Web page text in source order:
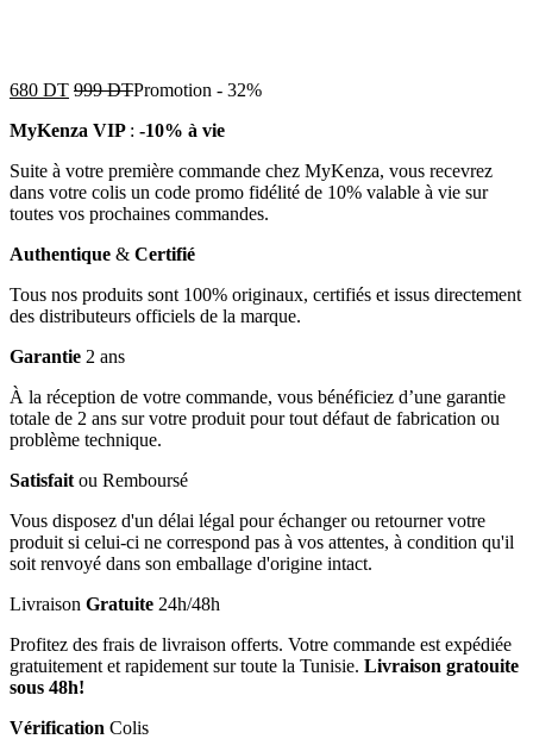
680 DT 999DTPromotion - 32%
MyKenza VIP : -10% à vie
Suite à votre première commande chez MyKenza, vous recevrez
dans votre colis un code promo fidélité de 10% valable à vie sur
toutes vos prochaines commandes.
Authentique & Certifié
Tous nos produits sont 100% originaux, certifiés et issus directement
des distributeurs officiels de la marque.
Garantie 2 ans
À la réception de votre commande, vous bénéficiez d’une garantie
totale de 2 ans sur votre produit pour tout défaut de fabrication ou
problème technique.
Satisfait ou Remboursé
Vous disposez d'un délai légal pour échanger ou retourner votre
produit si celui-ci ne correspond pas à vos attentes, à condition qu'il
soit renvoyé dans son emballage d'origine intact.
Livraison Gratuite 24h/48h
Profitez des frais de livraison offerts. Votre commande est expédiée
gratuitement et rapidement sur toute la Tunisie. Livraison gratouite
sous 48h!
Vérification Colis